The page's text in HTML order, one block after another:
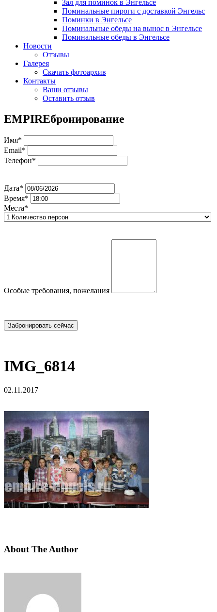
Зал для поминок в Энгельсе
Поминальные пироги с доставкой Энгельс
Поминки в Энгельсе
Поминальные обеды на вынос в Энгельсе
Поминальные обеды в Энгельсе
Новости
Отзывы
Галерея
Скачать фотоархив
Контакты
Ваши отзывы
Оставить отзыв
EMPIREбронирование
Имя*
Email*
Телефон*
Дата*
Время*
Места*
Особые требования, пожелания
IMG_6814
02.11.2017
About The Author